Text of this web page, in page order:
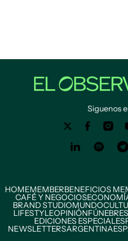
Siguenos
HOMEMEMBERBENEFICIOS
CAFÉ Y NEGOCIOS
BRAND STUDIOMUNDO
LIFESTYLEOPINIÓNFÚNEBRES
EDICIONES ESPECIALES
NEWSLETTERSARGENTINA